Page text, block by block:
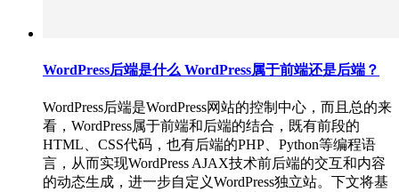
WordPress后端是什么 WordPress属于前端还是后端？
WordPress后端是WordPress网站的控制中心，而且总的来
看，WordPress属于前端和后端的结合，既有前段的
HTML、CSS代码，也有后端的PHP、Python等编程语
言，从而实现WordPress AJAX技术前后端的交互和内容
的动态生成，进一步自定义WordPress独立站。下文将基